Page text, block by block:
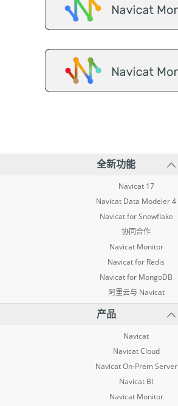
全新功能
Navicat 17
Navicat Data Modeler 4
Navicat for Snowflake
协同合作
Navicat Monitor
Navicat for Redis
Navicat for MongoDB
阿里云与 Navicat
产品
Navicat
Navicat Cloud
Navicat On-Prem Server
Navicat BI
Navicat Monitor